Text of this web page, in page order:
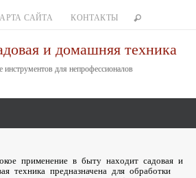
САЙТА КОНТАКТЫ
и домашняя техника
для непрофессионалов
применение в быту находит садовая и
техника предназначена для обработки